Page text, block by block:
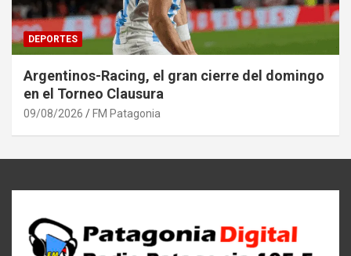
DEPORTES
Argentinos-Racing, el gran cierre del domingo
en el Torneo Clausura
09/08/2026 FM Patagonia